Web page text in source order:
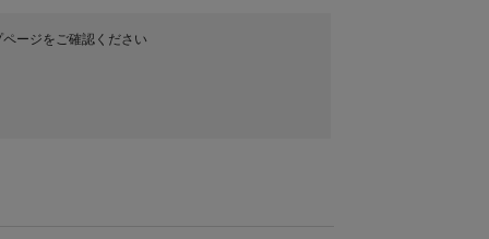
ージをご確認ください